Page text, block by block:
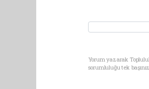
Yorum yazarak
sorumluluğu tek